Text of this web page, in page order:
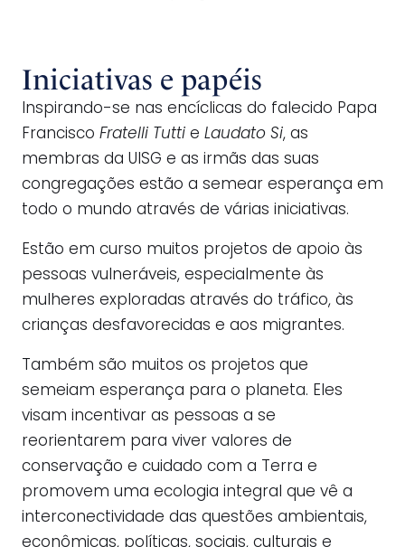
Iniciativas e papéis
Inspirando-se nas encíclicas do falecido Papa
Francisco Fratelli Tutti e Laudato Si, as
membras da UISG e as irmãs das suas
congregações estão a semear esperança em
todo o mundo através de várias iniciativas.
Estão em curso muitos projetos de apoio às
pessoas vulneráveis, especialmente às
mulheres exploradas através do tráfico, às
crianças desfavorecidas e aos migrantes.
Também são muitos os projetos que
semeiam esperança para o planeta. Eles
visam incentivar as pessoas a se
reorientarem para viver valores de
conservação e cuidado com a Terra e
promovem uma ecologia integral que vê a
interconectividade das questões ambientais,
econômicas, políticas, sociais, culturais e